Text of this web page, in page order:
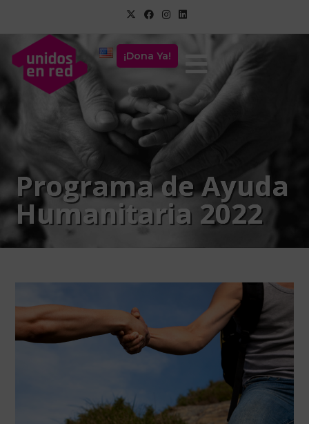
¡Dona Ya!
Programa de Ayuda
Humanitaria 2022